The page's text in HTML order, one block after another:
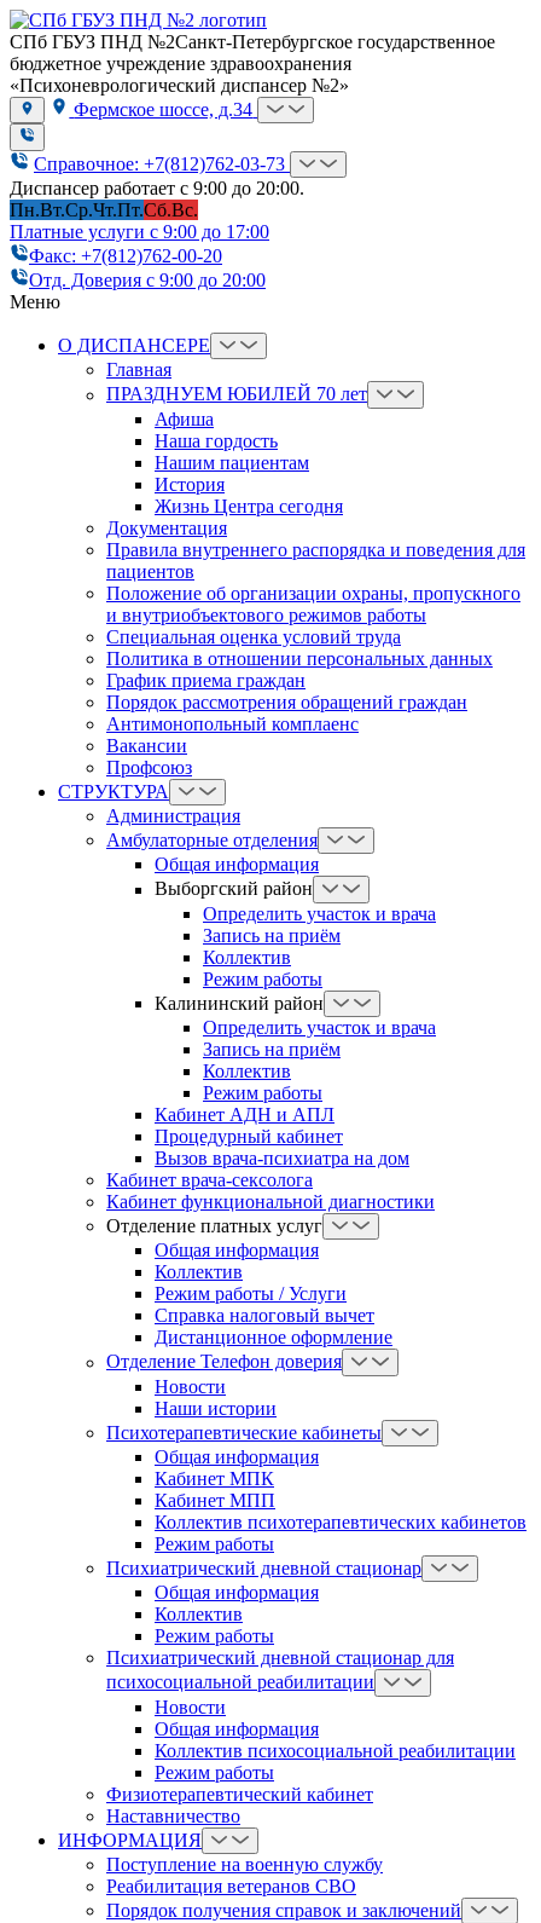
СПб ГБУЗ ПНД №2Санкт-Петербургское государственное
бюджетное учреждение здравоохранения
«Психоневрологический диспансер №2»
Фермское шоссе, д.34
Справочное: +7(812)762-03-73
Диспансер работает с 9:00 до 20:00.
Пн.Вт.Ср.Чт.Пт.Сб.Вс.
Платные услуги с 9:00 до 17:00
Факс: +7(812)762-00-20
Отд. Доверия с 9:00 до 20:00
Меню
О ДИСПАНСЕРЕ
Главная
ПРАЗДНУЕМ ЮБИЛЕЙ 70 лет
Афиша
Наша гордость
Нашим пациентам
История
Жизнь Центра сегодня
Документация
Правила внутреннего распорядка и поведения для
пациентов
Положение об организации охраны, пропускного
и внутриобъектового режимов работы
Cпециальная оценка условий труда
Политика в отношении персональных данных
График приема граждан
Порядок рассмотрения обращений граждан
Антимонопольный комплаенс
Вакансии
Профсоюз
СТРУКТУРА
Администрация
Амбулаторные отделения
Общая информация
Выборгский район
Определить участок и врача
Запись на приём
Коллектив
Режим работы
Калининский район
Определить участок и врача
Запись на приём
Коллектив
Режим работы
Кабинет АДН и АПЛ
Процедурный кабинет
Вызов врача-психиатра на дом
Кабинет врача-сексолога
Кабинет функциональной диагностики
Отделение платных услуг
Общая информация
Коллектив
Режим работы / Услуги
Справка налоговый вычет
Дистанционное оформление
Отделение Телефон доверия
Новости
Наши истории
Психотерапевтические кабинеты
Общая информация
Кабинет МПК
Кабинет МПП
Коллектив психотерапевтических кабинетов
Режим работы
Психиатрический дневной стационар
Общая информация
Коллектив
Режим работы
Психиатрический дневной стационар для
психосоциальной реабилитации
Новости
Общая информация
Коллектив психосоциальной реабилитации
Режим работы
Физиотерапевтический кабинет
Наставничество
ИНФОРМАЦИЯ
Поступление на военную службу
Реабилитация ветеранов СВО
Порядок получения справок и заключений